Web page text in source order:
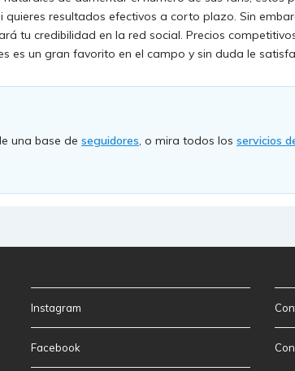
resultados efectivos a corto plazo. Sin
tu credibilidad en la red social. Precios
es un gran favorito en el campo y sin duda le
una base de seguidores, o mira todos los servicios
Instagram
Facebook